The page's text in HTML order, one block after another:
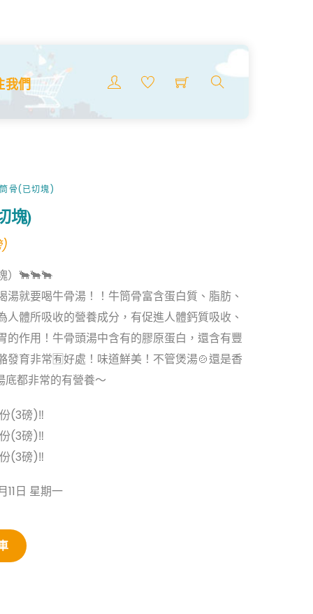
Menu
索
我們
骨(已切塊)
塊)
）🐂🐂🐂
湯就要喝牛骨湯！！牛筒骨富含蛋白質、脂肪、
人體所吸收的營養成分，有促進人體鈣質吸收、
的作用！牛骨頭湯中含有的膠原蛋白，還含有豐
發育非常🈶好處！味道鮮美！不管煲湯🍲還是香
都非常的有營養～
(3磅)‼
(3磅)‼
(3磅)‼
11日 星期一